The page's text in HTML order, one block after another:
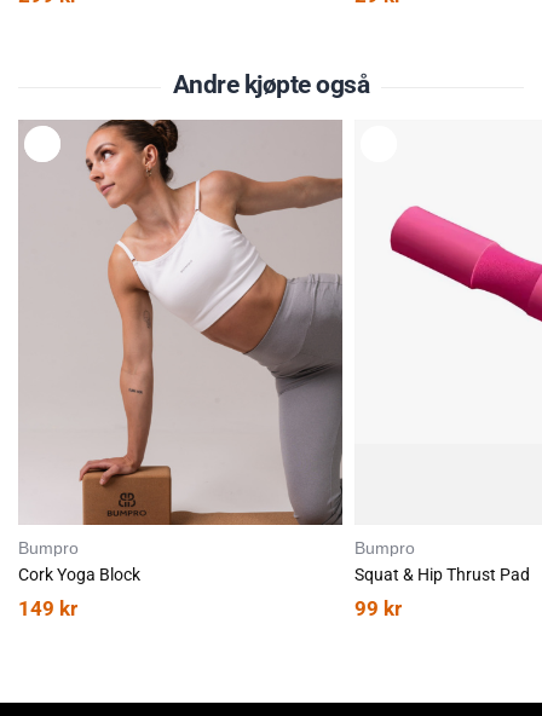
Andre kjøpte også
Bumpro
Cork Yoga Block
149 kr
Bumpro
Squat & Hip Thrust Pad
99 kr